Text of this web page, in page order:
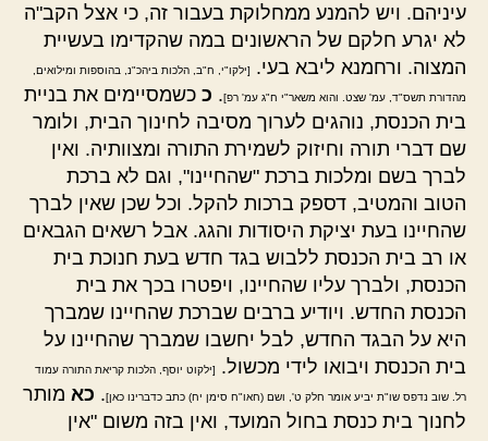
עיניהם. ויש להמנע ממחלוקת בעבור זה, כי אצל הקב"ה
לא יגרע חלקם של הראשונים במה שהקדימו בעשיית
המצוה. ורחמנא ליבא בעי.
[ילקו"י, ח"ב, הלכות ביהכ"נ, בהוספות ומילואים,
מהדורת תשס"ד, עמ' שצט. והוא משאר"י ח"ג עמ' רפ]. כ כשמסיימים את בניית
בית הכנסת, נוהגים לערוך מסיבה לחינוך הבית, ולומר
שם דברי תורה וחיזוק לשמירת התורה ומצוותיה. ואין
לברך בשם ומלכות ברכת "שהחיינו", וגם לא ברכת
הטוב והמטיב, דספק ברכות להקל. וכל שכן שאין לברך
שהחיינו בעת יציקת היסודות והגג. אבל רשאים הגבאים
או רב בית הכנסת ללבוש בגד חדש בעת חנוכת בית
הכנסת, ולברך עליו שהחיינו, ויפטרו בכך את בית
הכנסת החדש. ויודיע ברבים שברכת שהחיינו שמברך
היא על הבגד החדש, לבל יחשבו שמברך שהחיינו על
בית הכנסת ויבואו לידי מכשול.
[ילקוט יוסף, הלכות קריאת התורה עמוד
רל. שוב נדפס שו"ת יביע אומר חלק ט', ושם (חאו"ח סימן יח) כתב כדברינו כאן]. כא מותר
לחנוך בית כנסת בחול המועד, ואין בזה משום "אין